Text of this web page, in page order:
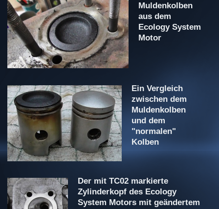
Muldenkolben
aus dem
Ecology System
Motor
Ein Vergleich
zwischen dem
Muldenkolben
und dem
"normalen"
Kolben
Der mit TC02 markierte
Zylinderkopf des Ecology
System Motors mit geändertem